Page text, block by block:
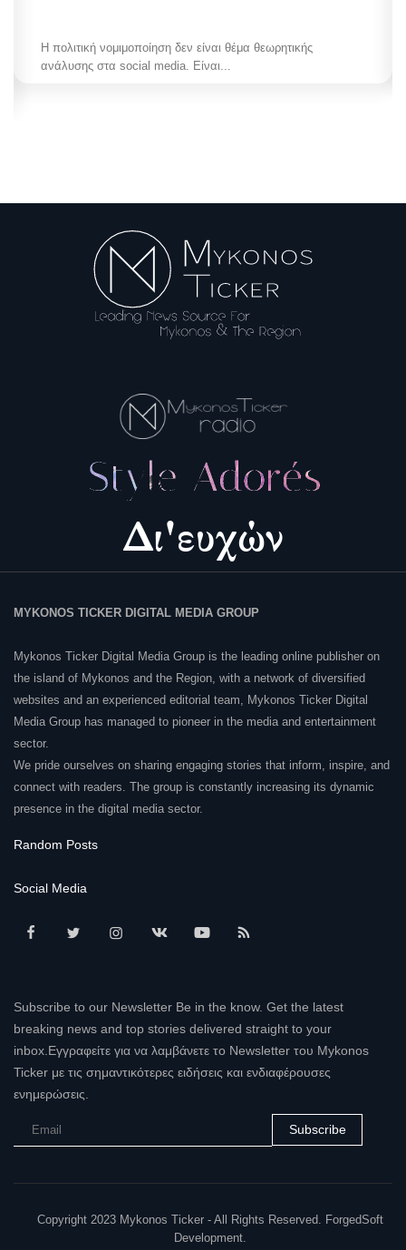
Η πολιτική νομιμοποίηση δεν είναι θέμα θεωρητικής
ανάλυσης στα social media. Είναι...
MYKONOS TICKER DIGITAL MEDIA GROUP
Mykonos Ticker Digital Media Group is the leading online publisher on
the island of Mykonos and the Region, with a network of diversified
websites and an experienced editorial team, Mykonos Ticker Digital
Media Group has managed to pioneer in the media and entertainment
sector.
We pride ourselves on sharing engaging stories that inform, inspire, and
connect with readers. The group is constantly increasing its dynamic
presence in the digital media sector.
Random Posts
Social Media
Subscribe to our Newsletter Be in the know. Get the latest
breaking news and top stories delivered straight to your
inbox.Εγγραφείτε για να λαμβάνετε το Newsletter του Mykonos
Ticker με τις σημαντικότερες ειδήσεις και ενδιαφέρουσες
ενημερώσεις.
Subscribe
Copyright 2023 Mykonos Ticker - All Rights Reserved. ForgedSoft
Development.